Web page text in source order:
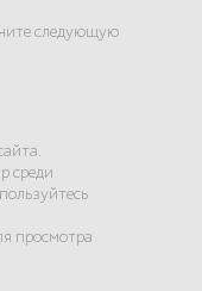
следующую
среди
просмотра